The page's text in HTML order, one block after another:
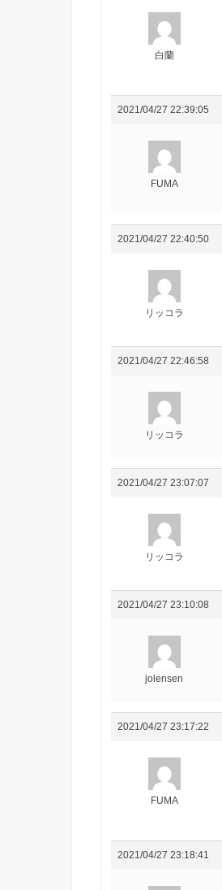
白蘭
2021/04/27 22:39:05
FUMA
2021/04/27 22:40:50
リッコラ
2021/04/27 22:46:58
リッコラ
2021/04/27 23:07:07
リッコラ
2021/04/27 23:10:08
jolensen
2021/04/27 23:17:22
FUMA
2021/04/27 23:18:41